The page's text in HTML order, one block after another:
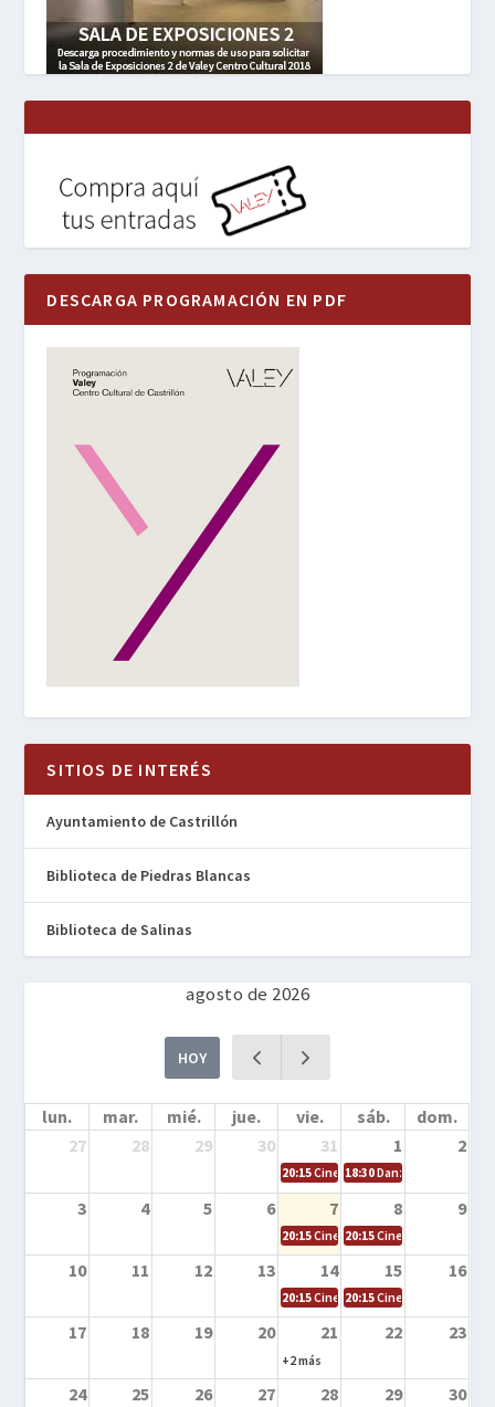
DESCARGA PROGRAMACIÓN EN PDF
SITIOS DE INTERÉS
Ayuntamiento de Castrillón
Biblioteca de Piedras Blancas
Biblioteca de Salinas
agosto de 2026
HOY
lun. mar. mié. jue. vie. sáb.
dom.
27
28 29 30 31 1 2
20:15Cine en la calle – Cómo
18:30Danza – Cita en el
3 4 5 6 7 8 9
20:15Cine en la calle – El niño y la
20:15Cine en la calle –
10 11 12 13 14 15 16
20:15Cine en la calle – Tortugas
20:15Cine en la calle –
17 18 19 20 21 22 23
+2 más
24 25 26 27 28 29 30